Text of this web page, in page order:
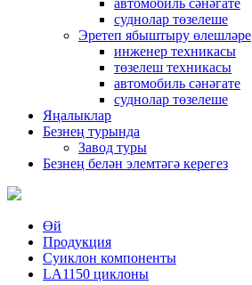
автомобиль сәнәгате
суднолар төзелеше
Эретеп ябыштыру өлешләре
инженер техникасы
төзелеш техникасы
автомобиль сәнәгате
суднолар төзелеше
Яңалыклар
Безнең турында
Завод туры
Безнең белән элемтәгә керегез
Өй
Продукция
Cyиклон компоненты
LA1150 циклоны